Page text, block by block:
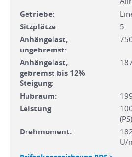
Getriebe:
Sitzplätze
5
Anhängelast,
ungebremst:
Anhängelast,
gebremst bis 12%
Steigung:
Hubraum:
Leistung
Drehmoment:
U/